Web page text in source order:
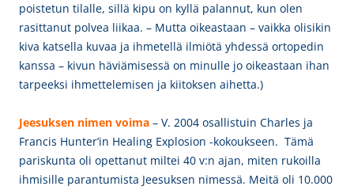
poistetun tilalle, sillä kipu on kyllä palannut, kun olen
rasittanut polvea liikaa. – Mutta oikeastaan – vaikka olisikin
kiva katsella kuvaa ja ihmetellä ilmiötä yhdessä ortopedin
kanssa – kivun häviämisessä on minulle jo oikeastaan ihan
tarpeeksi ihmettelemisen ja kiitoksen aihetta.)
Jeesuksen nimen voima – V. 2004 osallistuin Charles ja
Francis Hunter’in Healing Explosion -kokoukseen. Tämä
pariskunta oli opettanut miltei 40 v:n ajan, miten rukoilla
ihmisille parantumista Jeesuksen nimessä. Meitä oli 10.000